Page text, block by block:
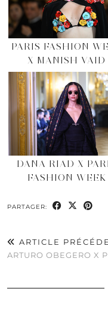
PARIS FASHION
X MANISH VAID
DANA RIAD X
FASHION WEEK
PARTAGER:
ARTICLE
ARTURO OBEGERO X